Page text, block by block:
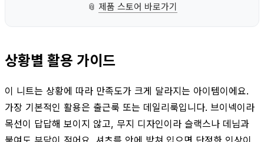
📎 제품 스토어 바로가기
상황별 활용 가이드
이 니트는 상황에 따라 만족도가 크게 달라지는 아이템이에요.
가장 기본적인 활용은 출근룩 또는 데일리룩입니다. 브이넥이라
목선이 답답해 보이지 않고, 무지 디자인이라 슬랙스나 데님과